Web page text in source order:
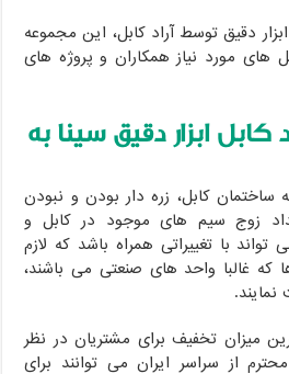
دقیق توسط آراد کابل، این مجموعه
های مورد نیاز همکاران و پروژه های
ابزار دقیقسینا به
کابل، زره دار بودن و نبودن
زوج سیم های موجود در کابل و
با تغییراتی همراه باشد که لازم
غالبا واحد های صنعتی می باشند،
میزان تخفیف برای مشتریان در نظر
از سراسر ایران می توانند برای